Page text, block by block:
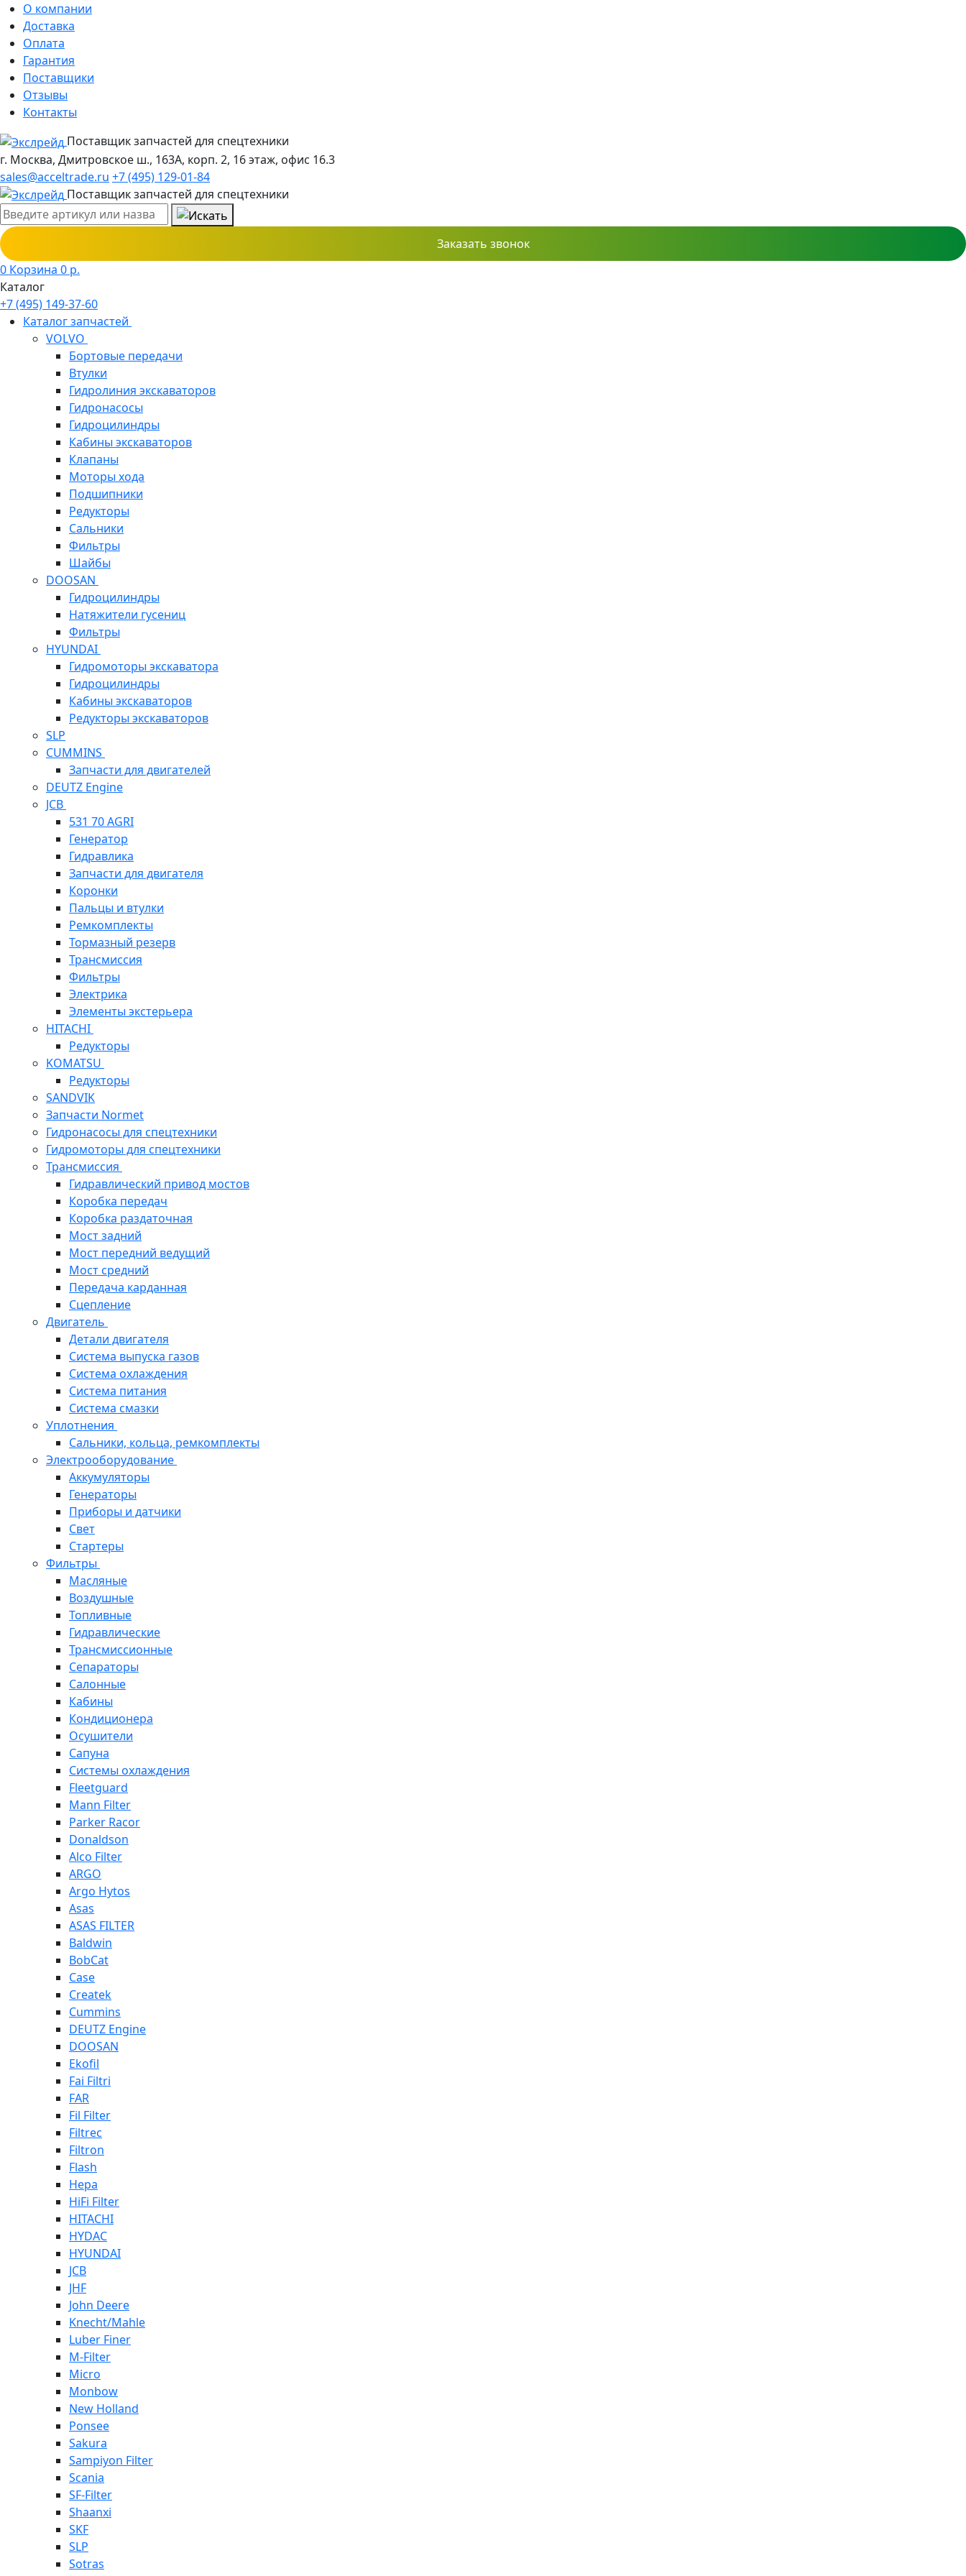
О компании
Доставка
Оплата
Гарантия
Поставщики
Отзывы
Контакты
Поставщик запчастей для спецтехники
г. Москва, Дмитровское ш., 163А, корп. 2, 16 этаж, офис 16.3
sales@acceltrade.ru +7 (495) 129-01-84
Поставщик запчастей для спецтехники
Заказать звонок
0 Корзина 0 р.
Каталог
+7 (495) 149-37-60
Каталог запчастей
VOLVO
Бортовые передачи
Втулки
Гидролиния экскаваторов
Гидронасосы
Гидроцилиндры
Кабины экскаваторов
Клапаны
Моторы хода
Подшипники
Редукторы
Сальники
Фильтры
Шайбы
DOOSAN
Гидроцилиндры
Натяжители гусениц
Фильтры
HYUNDAI
Гидромоторы экскаватора
Гидроцилиндры
Кабины экскаваторов
Редукторы экскаваторов
SLP
CUMMINS
Запчасти для двигателей
DEUTZ Engine
JCB
531 70 AGRI
Генератор
Гидравлика
Запчасти для двигателя
Коронки
Пальцы и втулки
Ремкомплекты
Тормазный резерв
Трансмиссия
Фильтры
Электрика
Элементы экстерьера
HITACHI
Редукторы
KOMATSU
Редукторы
SANDVIK
Запчасти Normet
Гидронасосы для спецтехники
Гидромоторы для спецтехники
Трансмиссия
Гидравлический привод мостов
Коробка передач
Коробка раздаточная
Мост задний
Мост передний ведущий
Мост средний
Передача карданная
Сцепление
Двигатель
Детали двигателя
Система выпуска газов
Система охлаждения
Система питания
Система смазки
Уплотнения
Сальники, кольца, ремкомплекты
Электрооборудование
Аккумуляторы
Генераторы
Приборы и датчики
Свет
Стартеры
Фильтры
Масляные
Воздушные
Топливные
Гидравлические
Трансмиссионные
Сепараторы
Салонные
Кабины
Кондиционера
Осушители
Сапуна
Системы охлаждения
Fleetguard
Mann Filter
Parker Racor
Donaldson
Alco Filter
ARGO
Argo Hytos
Asas
ASAS FILTER
Baldwin
BobCat
Case
Createk
Cummins
DEUTZ Engine
DOOSAN
Ekofil
Fai Filtri
FAR
Fil Filter
Filtrec
Filtron
Flash
Hepa
HiFi Filter
HITACHI
HYDAC
HYUNDAI
JCB
JHF
John Deere
Knecht/Mahle
Luber Finer
M-Filter
Micro
Monbow
New Holland
Ponsee
Sakura
Sampiyon Filter
Scania
SF-Filter
Shaanxi
SKF
SLP
Sotras